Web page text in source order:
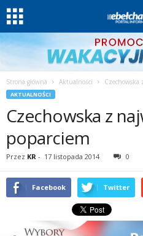
Strona główna Aktualności Czechowska
AKTUALNOŚCI
Czechowska z
poparciem
Przez KR - 17 listopada 2014 0
Facebook Twitter